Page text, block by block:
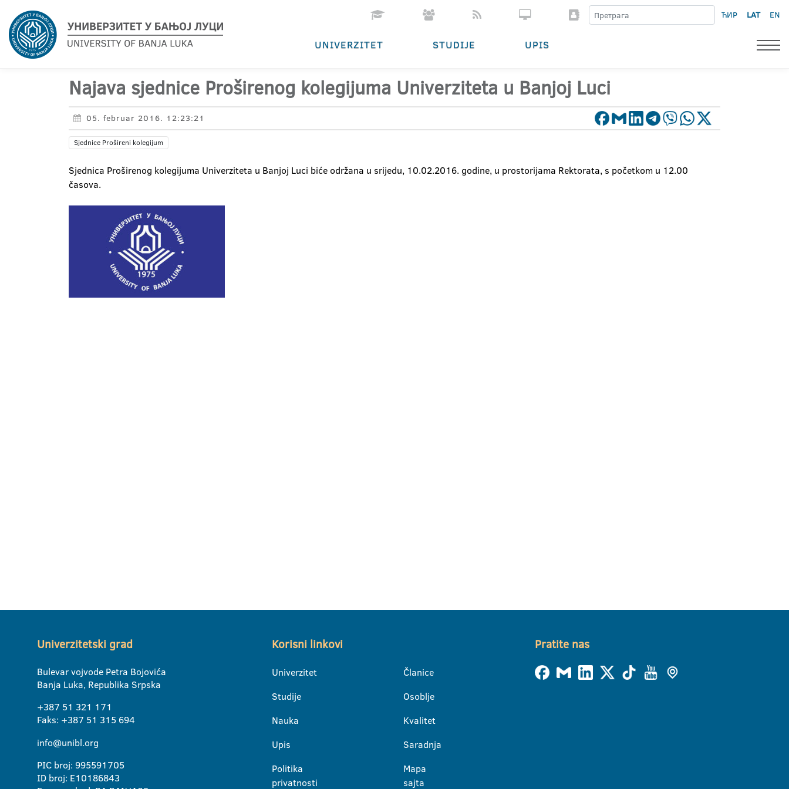
ЋИР LAT EN
UNIVERZITET STUDIJE UPIS
Najava sjednice Proširenog kolegijuma Univerziteta u Banjoj Luci
05. februar 2016. 12:23:21
Sjednice Prošireni kolegijum
Sjednica Proširenog kolegijuma Univerziteta u Banjoj Luci biće održana u srijedu, 10.02.2016. godine, u prostorijama Rektorata, s početkom u 12.00
časova.
Univerzitetski grad
Bulevar vojvode Petra Bojovića
Banja Luka, Republika Srpska
+387 51 321 171
Faks: +387 51 315 694
info@unibl.org
PIC broj: 995591705
ID broj: E10186843
Korisni linkovi
Univerzitet
Studije
Nauka
Upis
Politika
privatnosti
Članice
Osoblje
Kvalitet
Saradnja
Mapa
sajta
Pratite nas